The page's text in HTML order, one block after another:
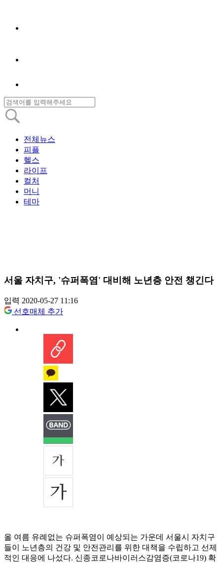
전체뉴스
피플
헬스
라이프
컬처
머니
테마
서울 자치구, '슈퍼폭염' 대비해 노년층 안전 챙긴다
입력 2020-05-27 11:16
선호매체 추가
올 여름 유례없는 슈퍼폭염이 예상되는 가운데 서울시 자치구
들이 노년층의 건강 및 안전관리를 위한 대책을 수립하고 선제
적인 대응에 나섰다. 신종코로나바이러스감염증(코로나19) 확